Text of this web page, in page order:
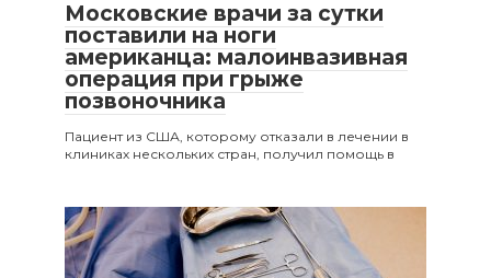
Московские врачи за сутки
поставили на ноги
американца: малоинвазивная
операция при грыже
позвоночника
Пациент из США, которому отказали в лечении в
клиниках нескольких стран, получил помощь в